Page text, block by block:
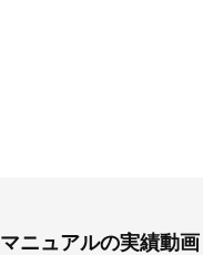
マニュアルの実績動画